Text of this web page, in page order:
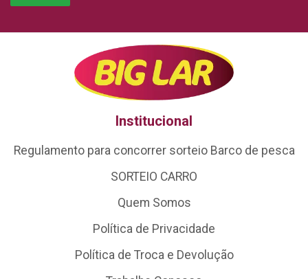
Institucional
Regulamento para concorrer sorteio Barco de pesca
SORTEIO CARRO
Quem Somos
Política de Privacidade
Política de Troca e Devolução